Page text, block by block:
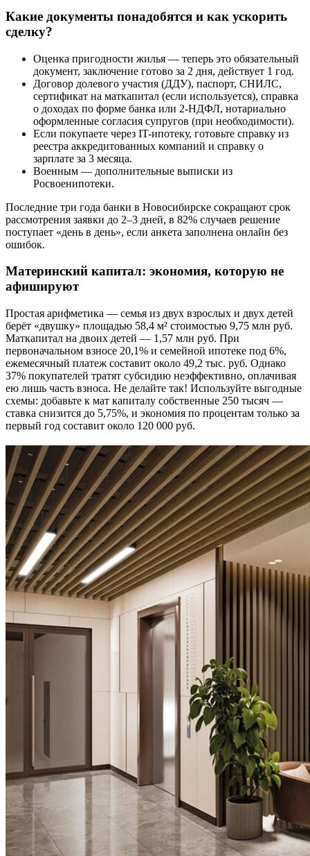
Какие документы понадобятся и как ускорить
сделку?
Оценка пригодности жилья — теперь это обязательный
документ, заключение готово за 2 дня, действует 1 год.
Договор долевого участия (ДДУ), паспорт, СНИЛС,
сертификат на маткапитал (если используется), справка
о доходах по форме банка или 2-НДФЛ, нотариально
оформленные согласия супругов (при необходимости).
Если покупаете через IT-ипотеку, готовьте справку из
реестра аккредитованных компаний и справку о
зарплате за 3 месяца.
Военным — дополнительные выписки из
Росвоенипотеки.
Последние три года банки в Новосибирске сокращают срок
рассмотрения заявки до 2–3 дней, в 82% случаев решение
поступает «день в день», если анкета заполнена онлайн без
ошибок.
Материнский капитал: экономия, которую не
афишируют
Простая арифметика — семья из двух взрослых и двух детей
берёт «двушку» площадью 58,4 м² стоимостью 9,75 млн руб.
Маткапитал на двоих детей — 1,57 млн руб. При
первоначальном взносе 20,1% и семейной ипотеке под 6%,
ежемесячный платеж составит около 49,2 тыс. руб. Однако
37% покупателей тратят субсидию неэффективно, оплачивая
ею лишь часть взноса. Не делайте так! Используйте выгодные
схемы: добавьте к мат капиталу собственные 250 тысяч —
ставка снизится до 5,75%, и экономия по процентам только за
первый год составит около 120 000 руб.